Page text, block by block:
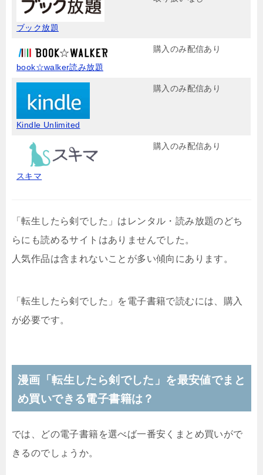
ブック放題
book☆walker読み放題
購入のみ配信あり
Kindle Unlimited
購入のみ配信あり
スキマ
購入のみ配信あり
「転生したら剣でした」はレンタル・読み放題のどち
らにも読めるサイトはありませんでした。
人気作品は含まれないことが多い傾向にあります。
「転生したら剣でした」を電子書籍で読むには、購入
が必要です。
漫画「転生したら剣でした 」を最安値でまと
め買いできる電子書籍は？
では、どの電子書籍を選べば一番安くまとめ買いがで
きるのでしょうか。